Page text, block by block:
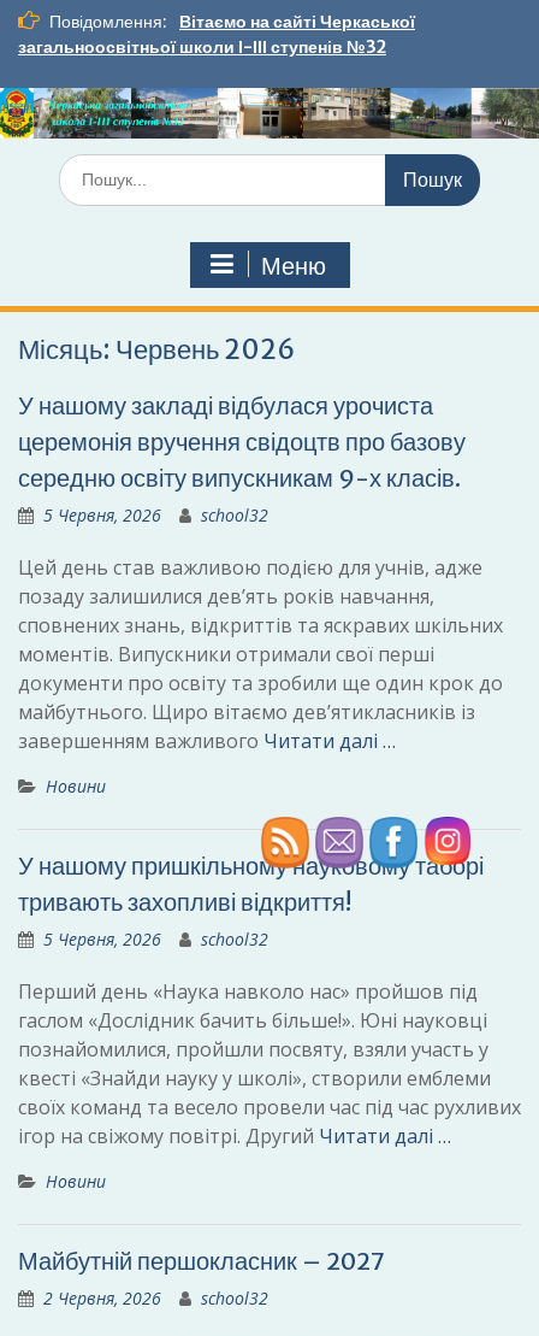
Перейти
вмісту
Повідомлення:
Вітаємо на сайті Черкаської
загальноосвітньої школи І-ІІІ ступенів №32
Шукати:
Меню
Місяць: Червень 2026
У нашому закладі відбулася урочиста
церемонія вручення свідоцтв про базову
середню освіту випускникам 9-х класів.
5 Червня, 2026 school32
Цей день став важливою подією для учнів, адже
позаду залишилися дев’ять років навчання,
сповнених знань, відкриттів та яскравих шкільних
моментів. Випускники отримали свої перші
документи про освіту та зробили ще один крок до
майбутнього. Щиро вітаємо дев’ятикласників із
завершенням важливого Читати далі …
Новини
У нашому пришкільному науковому таборі
тривають захопливі відкриття!
5 Червня, 2026 school32
Перший день «Наука навколо нас» пройшов під
гаслом «Дослідник бачить більше!». Юні науковці
познайомилися, пройшли посвяту, взяли участь у
квесті «Знайди науку у школі», створили емблеми
своїх команд та весело провели час під час рухливих
ігор на свіжому повітрі. Другий Читати далі …
Новини
Майбутній першокласник – 2027
2 Червня, 2026 school32